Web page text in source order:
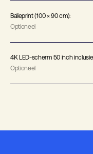
Balieprint (100 × 90 cm):
Optioneel
4K LED-scherm 50 inch
Optioneel